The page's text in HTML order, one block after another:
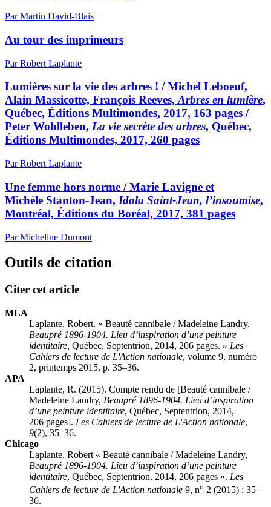
Par Martin David-Blais
Au tour des imprimeurs
Par Robert Laplante
Lumières sur la vie des arbres ! / Michel Leboeuf,
Alain Massicotte, François Reeves,Arbres en lumière,
Québec, Éditions Multimondes, 2017, 163 pages /
Peter Wohlleben, La vie secrète des arbres, Québec,
Éditions Multimondes, 2017, 260 pages
Par Robert Laplante
Une femme hors norme / Marie Lavigne et
Michèle Stanton-Jean, Idola Saint-Jean, l’insoumise,
Montréal, Éditions du Boréal, 2017, 381 pages
Par Micheline Dumont
Outils de citation
Citer cet article
MLA
Laplante, Robert. « Beauté cannibale /Madeleine Landry,
Beaupré 1896-1904. Lieu d’inspiration d’une peinture
identitaire, Québec, Septentrion, 2014, 206 pages. » Les
Cahiers de lecture de L'Action nationale, volume 9, numéro
2, printemps 2015, p. 35–36.
APA
Laplante, R. (2015). Compte rendu de [Beauté cannibale /
Madeleine Landry, Beaupré 1896-1904. Lieu d’inspiration
d’une peinture identitaire, Québec, Septentrion, 2014,
206 pages]. Les Cahiers de lecture de L'Action nationale,
9(2), 35–36.
Chicago
Laplante, Robert « Beauté cannibale /Madeleine Landry,
Beaupré 1896-1904. Lieu d’inspiration d’une peinture
identitaire, Québec, Septentrion, 2014, 206 pages ». Les
Cahiers de lecture de L'Action nationale 9, no 2 (2015) : 35–
36.